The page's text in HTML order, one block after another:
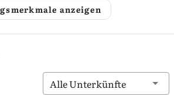
anzeigen
Alle Unterkünfte